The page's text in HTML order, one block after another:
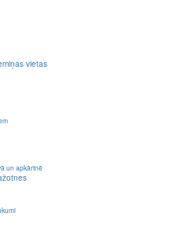
vietas
un apkārtnē